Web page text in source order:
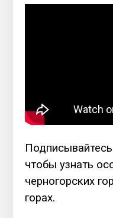
чтобы узнать
черногорских
горах.